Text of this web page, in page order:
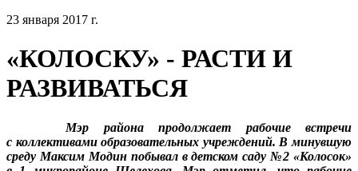
23 января 2017 г.
«КОЛОСКУ» - РАСТИ И
РАЗВИВАТЬСЯ
Мэр района продолжает рабочие встречи
с коллективами образовательных учреждений. В минувшую
среду Максим Модин побывал в детском саду №2 «Колосок»